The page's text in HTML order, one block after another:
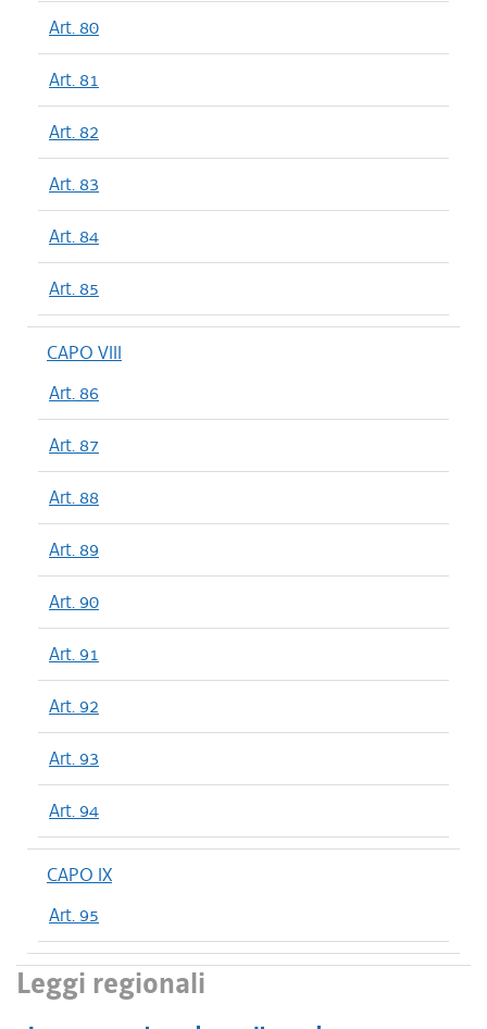
Art. 80
Art. 81
Art. 82
Art. 83
Art. 84
Art. 85
CAPO VIII
Art. 86
Art. 87
Art. 88
Art. 89
Art. 90
Art. 91
Art. 92
Art. 93
Art. 94
CAPO IX
Art. 95
Leggi regionali